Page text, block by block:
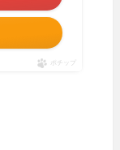
ポチップ